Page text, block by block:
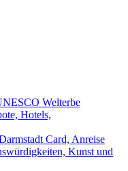
Welterbe
Hotels,
Card, Anreise
Kunst und